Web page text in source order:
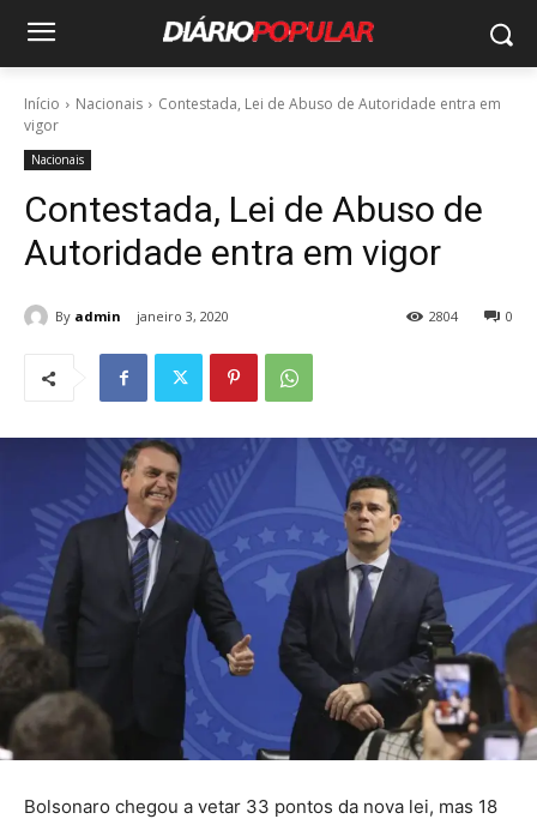
Início Nacionais
Contestada, Lei de Abuso de Autoridade entra em
vigor
Nacionais
Contestada, Lei de Abuso de
Autoridade entra em vigor
By admin janeiro 3, 2020 0
2804
Bolsonaro chegou a vetar 33 pontos da nova lei, mas 18